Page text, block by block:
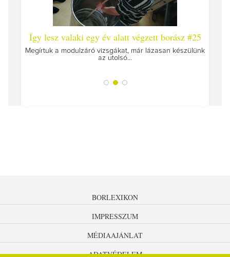
Így lesz valaki egy év alatt végzett borász #25
Megírtuk a modulzáró vizsgákat, már lázasan készülünk
az utolsó...
BORLEXIKON
IMPRESSZUM
MÉDIAAJÁNLAT
ADATVÉDELEM